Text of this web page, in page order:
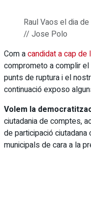
Raul Vaos el dia
// Jose Polo
Com acandidat a cap de
comprometo a complir
punts de ruptura i el
continuació exposo
Volem la
ciutadania de comptes,
de participació
municipals de cara a la